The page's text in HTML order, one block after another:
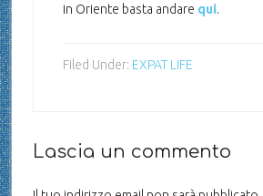
in Oriente basta andare qui.
Filed Under: EXPAT LIFE
Lascia un commento